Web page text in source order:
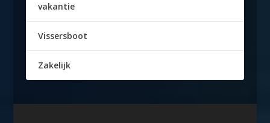
vakantie
Vissersboot
Zakelijk